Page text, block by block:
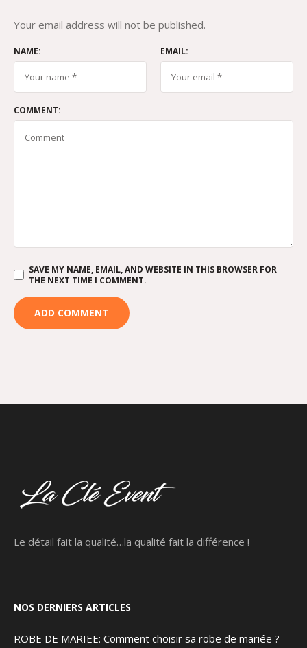
Your email address will not be published.
NAME: EMAIL:
COMMENT:
SAVE MY NAME, EMAIL, AND WEBSITE IN THIS BROWSER FOR
THE NEXT TIME I COMMENT.
Le détail fait la qualité…la qualité fait la différence !
NOS DERNIERS ARTICLES
ROBE DE MARIEE: Comment choisir sa robe de mariée ?